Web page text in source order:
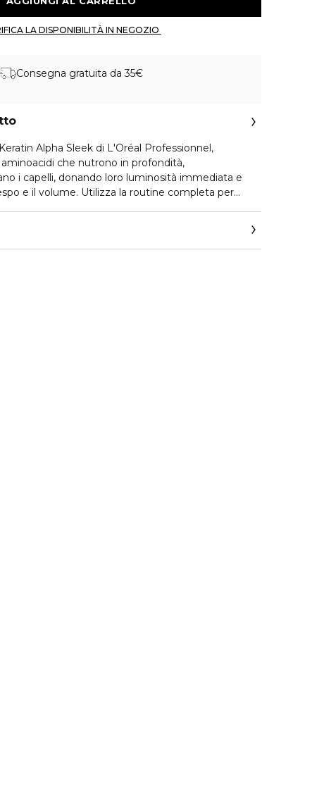
Consegna gratuita da 35€
Alpha Sleek di L'Oréal Professionnel,
che nutrono in profondità,
i capelli, donando loro luminosità immediata e
e il volume. Utilizza la routine completa per
di Keratin Alpha Sleek Shampoo + Smooth